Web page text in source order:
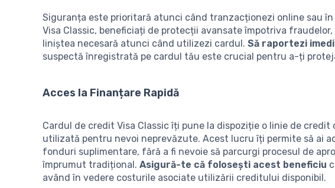
Siguranța este prioritară atunci când tranzacționezi online sau
Visa Classic, beneficiați de protecții avansate împotriva
liniștea necesară atunci când utilizezi cardul.Să raportezi
suspectă înregistrată pe cardul tău este crucial pentru a-ți
Acces la Finanțare Rapidă
Cardul de credit Visa Classic îți pune la dispoziție o linie de credit
utilizată pentru nevoi neprevăzute. Acest lucru îți permite să ai
fonduri suplimentare, fără a fi nevoie să parcurgi procesul de
împrumut tradițional.Asigură-te că folosești acest beneficiu
având în vedere costurile asociate utilizării creditului disponibil.